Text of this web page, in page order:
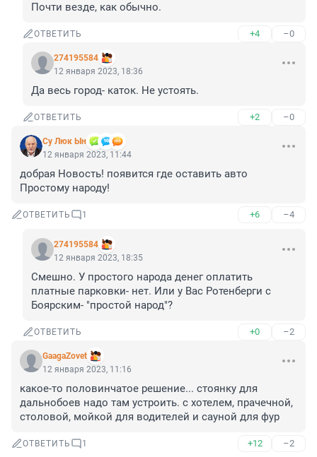
Почти везде, как обычно.
ОТВЕТИТЬ +4 –0
274195584
12 января 2023, 18:36
Да весь город- каток. Не устоять.
ОТВЕТИТЬ +2 –0
Су Люк Ын
12 января 2023, 11:44
добрая Новость! появится где оставить авто
Простому народу!
ОТВЕТИТЬ 1 +6 –4
274195584
12 января 2023, 18:35
Смешно. У простого народа денег оплатить
платные парковки- нет. Или у Вас Ротенберги с
Боярским- "простой народ"?
ОТВЕТИТЬ +0 –2
GaagaZovet
12 января 2023, 11:16
какое-то половинчатое решение... стоянку для
дальнобоев надо там устроить. с хотелем, прачечной,
столовой, мойкой для водителей и сауной для фур
ОТВЕТИТЬ 1 +12 –2